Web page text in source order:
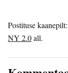
Postituse kaanepilt:
NY 2.0all.